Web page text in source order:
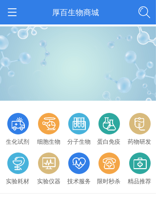
实验仪器 技术服务
实验耗材 精品推荐
按钮文本
蛋白免疫
按钮文本
按钮文本
药物研发
分子生物
细胞生物
按钮文本
按钮文本
生化试剂
按钮文本 按钮文本
按钮文本
按钮文本
按钮文本
限时秒杀
厚百生物商城